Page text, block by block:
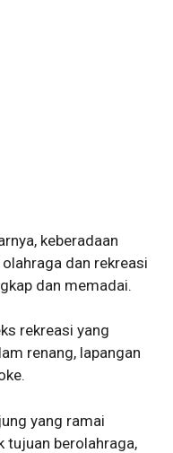
keberadaan
dan rekreasi
dan memadai.
rekreasi yang
renang, lapangan
yang ramai
tujuan berolahraga,